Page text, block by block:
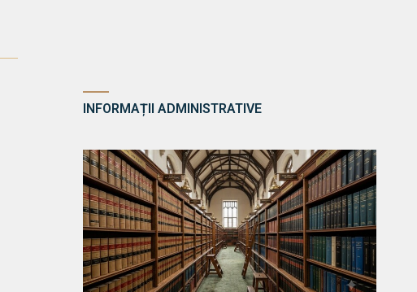
INFORMAȚII ADMINISTRATIVE